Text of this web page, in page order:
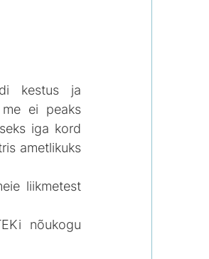
kestus ja
me ei peaks
iga kord
ametlikuks
liikmetest
nõukogu